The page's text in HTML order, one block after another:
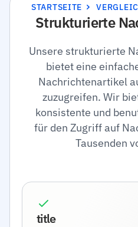
STARTSEITE
Strukturierte
Unsere strukturierte
bietet eine
Nachrichtenartikel
zuzugreifen. Wir
konsistente und
für den Zugriff auf
Tausenden
title